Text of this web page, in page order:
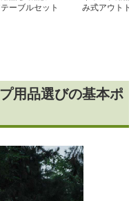
ーブルセット
み式アウトド
用品選びの基本ポ